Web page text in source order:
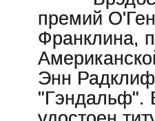
премий
Франклина,
Энн
"Гэндальф".